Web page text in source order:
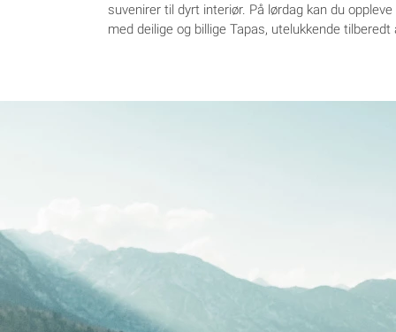
suvenirer til dyrt interiør. På lørdag kan du
med deilige og billige Tapas, utelukkende